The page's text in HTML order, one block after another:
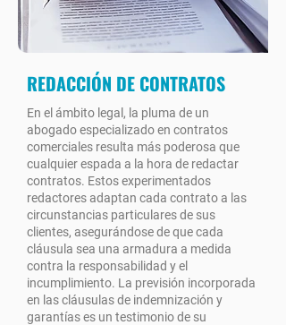
REDACCIÓN DE CONTRATOS
En el ámbito legal, la pluma de un
abogado especializado en contratos
comerciales resulta más poderosa que
cualquier espada a la hora de redactar
contratos. Estos experimentados
redactores adaptan cada contrato a las
circunstancias particulares de sus
clientes, asegurándose de que cada
cláusula sea una armadura a medida
contra la responsabilidad y el
incumplimiento. La previsión incorporada
en las cláusulas de indemnización y
garantías es un testimonio de su